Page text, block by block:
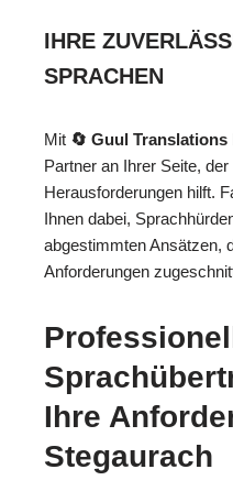
IHRE
SPRACHEN
Mit 🔄 Guul Translations
Partner an Ihrer Seite,
Herausforderungen hilft.
Ihnen dabei,
abgestimmten Ansätzen,
Anforderungen
Ihre
Stegaurach